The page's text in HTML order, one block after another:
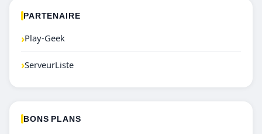
PARTENAIRE
›Play-Geek
›ServeurListe
BONS PLANS